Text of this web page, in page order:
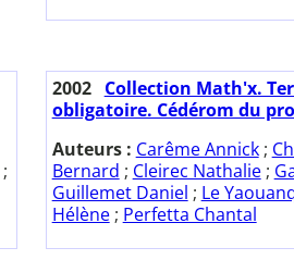
;
2002
Collection Math'x.
obligatoire. Cédérom du
Auteurs : Carême Annick;
Bernard ; Cleirec Nathalie;
Guillemet Daniel ; Le
Hélène; Perfetta Chantal